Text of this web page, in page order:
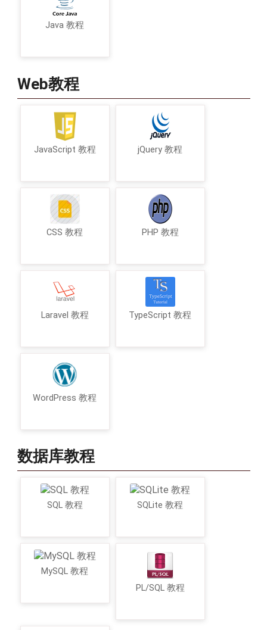
Java 教程
Web教程
JavaScript 教程 jQuery 教程
CSS 教程 PHP 教程
Laravel 教程 TypeScript 教程
WordPress 教程
数据库教程
SQL 教程 SQLite 教程
MySQL 教程
PL/SQL 教程